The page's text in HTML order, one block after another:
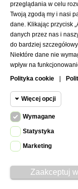
przeglądania w celu
Twoją zgodą my i nasi
dane. Klikając przycisk
danych przez nas i
do bardziej
Niektóre dane nie
wpływ na
Polityka cookie
Więcej opcji
Wymagane
Cookie
Cookie
Wymagane
Statystyka
Marketing
Zaakceptuj